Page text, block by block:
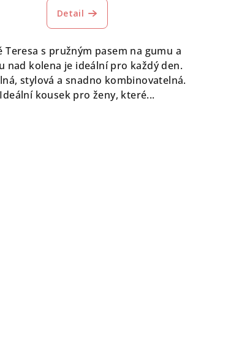
Detail
Teresa s pružným pasem na gumu a
nad kolena je ideální pro každý den.
stylová a snadno kombinovatelná.
Ideální kousek pro ženy, které...